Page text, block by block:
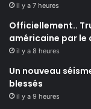
il y a 7 heures
Officiellement..
américaine par le
il y a 8 heures
Un nouveau
blessés
il y a 9 heures